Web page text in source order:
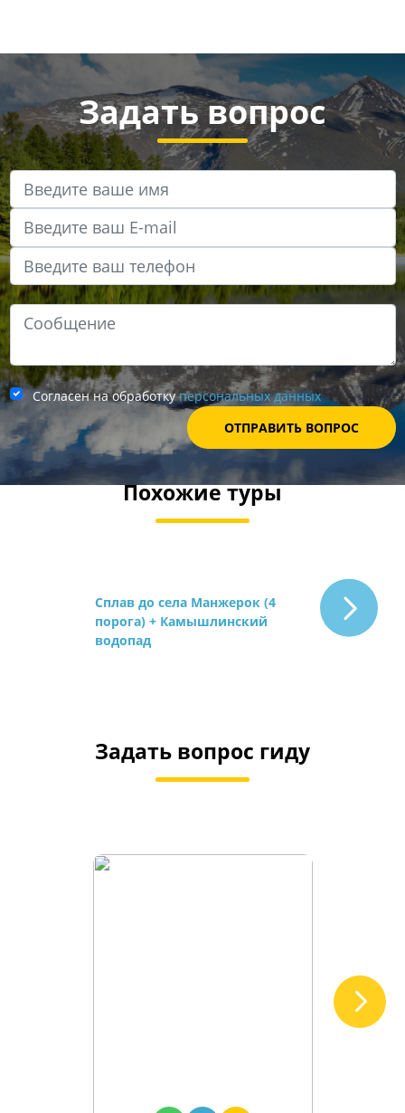
Задать вопрос
Согласен на обработкуперсональных данных
Похожие туры
Сплав до села Манжерок (4
порога) + Камышлинский
водопад
Задать вопрос гиду